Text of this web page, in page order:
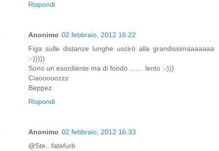
Rispondi
Anonimo 02 febbraio, 2012 16:22
Figa sulle distanze lunghe uscirò alla grandissimaaaaaaa
:-)))))
Sono un esordiente ma di fondo ....... lento :-)))
Ciaooooozzz
Beppez
Rispondi
Anonimo 02 febbraio, 2012 16:33
@Ste...fatefurb